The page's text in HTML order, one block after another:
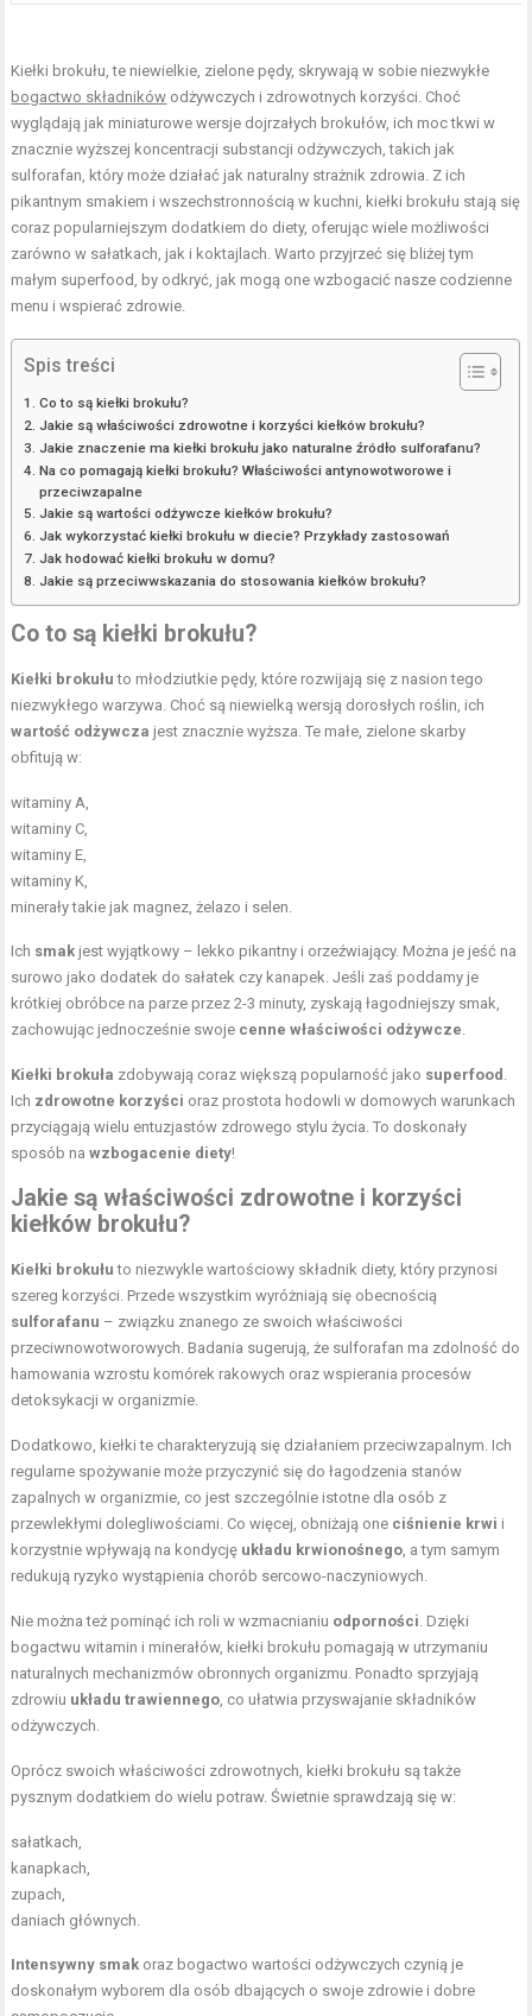
Kiełki brokułu, te niewielkie, zielone pędy, skrywają w sobie niezwykłe
bogactwo składników odżywczych i zdrowotnych korzyści. Choć
wyglądają jak miniaturowe wersje dojrzałych brokułów, ich moc tkwi w
znacznie wyższej koncentracji substancji odżywczych, takich jak
sulforafan, który może działać jak naturalny strażnik zdrowia. Z ich
pikantnym smakiem i wszechstronnością w kuchni, kiełki brokułu stają się
coraz popularniejszym dodatkiem do diety, oferując wiele możliwości
zarówno w sałatkach, jak i koktajlach. Warto przyjrzeć się bliżej tym
małym superfood, by odkryć, jak mogą one wzbogacić nasze codzienne
menu i wspierać zdrowie.
Spis treści
Co to są kiełki brokułu?
Jakie są właściwości zdrowotne i korzyści kiełków brokułu?
Jakie znaczenie ma kiełki brokułu jako naturalne źródło sulforafanu?
Na co pomagają kiełki brokułu? Właściwości antynowotworowe i
przeciwzapalne
Jakie są wartości odżywcze kiełków brokułu?
Jak wykorzystać kiełki brokułu w diecie? Przykłady zastosowań
Jak hodować kiełki brokułu w domu?
Jakie są przeciwwskazania do stosowania kiełków brokułu?
Co to są kiełki brokułu?
Kiełki brokułu to młodziutkie pędy, które rozwijają się z nasion tego
niezwykłego warzywa. Choć są niewielką wersją dorosłych roślin, ich
wartość odżywcza jest znacznie wyższa. Te małe, zielone skarby
obfitują w:
witaminy A,
witaminy C,
witaminy E,
witaminy K
minerały takie jak magnez, żelazo i selen.
Ich smak jest wyjątkowy – lekko pikantny i orzeźwiający. Można je jeść na
surowo jako dodatek do sałatek czy kanapek. Jeśli zaś poddamy je
krótkiej obróbce na parze przez 2-3 minuty, zyskają łagodniejszy smak,
zachowując jednocześnie swoje cenne właściwości odżywcze
Kiełki brokuła zdobywają coraz większą popularność jako superfood
Ich zdrowotne korzyści oraz prostota hodowli w domowych warunkach
przyciągają wielu entuzjastów zdrowego stylu życia. To doskonały
sposób nawzbogacenie diety!
Jakie są właściwości zdrowotne i korzyści
kiełków brokułu?
Kiełki brokułu to niezwykle wartościowy składnik diety, który przynosi
szereg korzyści. Przede wszystkim wyróżniają się obecnością
sulforafanu – związku znanego ze swoich właściwości
przeciwnowotworowych. Badania sugerują, że sulforafan ma zdolność do
hamowania wzrostu komórek rakowych oraz wspierania procesów
detoksykacji w organizmie.
Dodatkowo, kiełki te charakteryzują się działaniem przeciwzapalnym. Ich
regularne spożywanie może przyczynić się do łagodzenia stanów
zapalnych w organizmie, co jest szczególnie istotne dla osób z
przewlekłymi dolegliwościami. Co więcej, obniżają one ciśnienie krwi i
korzystnie wpływają na kondycję układu krwionośnego , a tym samym
redukują ryzyko wystąpienia chorób sercowo-naczyniowych.
Nie można też pominąć ich roli w wzmacnianiu odporności . Dzięki
bogactwu witamin i minerałów, kiełki brokułu pomagają w utrzymaniu
naturalnych mechanizmów obronnych organizmu. Ponadto sprzyjają
zdrowiu układu trawiennego , co ułatwia przyswajanie składników
odżywczych.
Oprócz swoich właściwości zdrowotnych, kiełki brokułu są także
pysznym dodatkiem do wielu potraw. Świetnie sprawdzają się w:
sałatkach,
kanapkach,
zupach,
daniach głównych.
Intensywny smak oraz bogactwo wartości odżywczych czynią je
doskonałym wyborem dla osób dbających o swoje zdrowie i dobre